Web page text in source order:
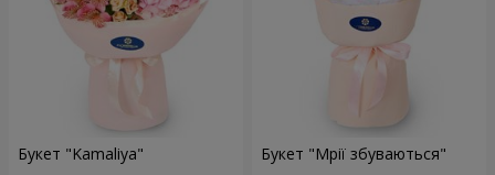
Букет "Kamaliya" Букет "Мрії збуваються"